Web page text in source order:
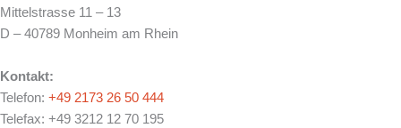
Mittelstrasse 11 – 13
D – 40789 Monheim am Rhein
Kontakt:
Telefon: +49 2173 26 50 444
Telefax: +49 3212 12 70 195